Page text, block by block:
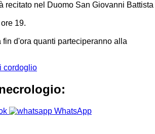
recitato nel Duomo San Giovanni Battista
19.
fin d'ora quanti parteciperanno alla
cordoglio
WhatsApp